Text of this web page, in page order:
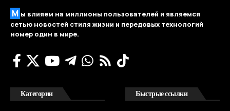
М ы влияем на миллионы пользователей и являемся
сетью новостей стиля жизни и передовых технологий
номер один в мире.
Категории Быстрые ссылки